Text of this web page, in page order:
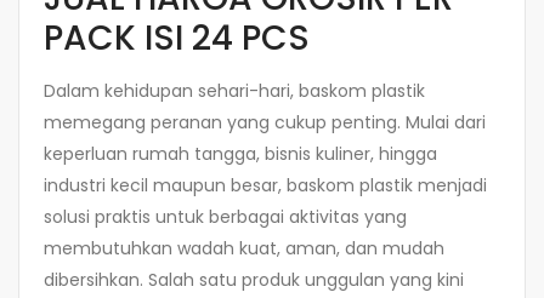
PACK ISI 24 PCS
Dalam kehidupan sehari-hari, baskom plastik
memegang peranan yang cukup penting. Mulai dari
keperluan rumah tangga, bisnis kuliner, hingga
industri kecil maupun besar, baskom plastik menjadi
solusi praktis untuk berbagai aktivitas yang
membutuhkan wadah kuat, aman, dan mudah
dibersihkan. Salah satu produk unggulan yang kini